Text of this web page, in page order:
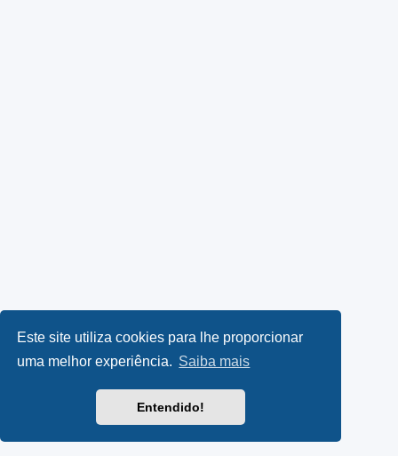
Este site utiliza cookies para lhe proporcionar
uma melhor experiência. Saiba mais
Entendido!